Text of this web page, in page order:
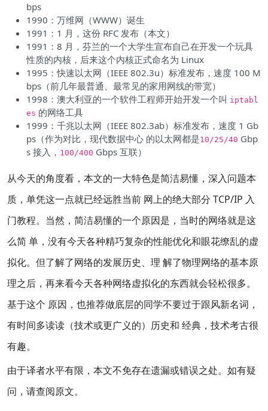
bps
1990：万维网（WWW）诞生
1991：1 月，这份 RFC 发布（本文）
1991：8 月，芬兰的一个大学生宣布自己在开发一个玩具
性质的内核，后来这个内核正式命名为 Linux
1995：快速以太网（IEEE 802.3u）标准发布，速度 100 M
bps（前几年最普通、最常见的家用网线的带宽）
1998：澳大利亚的一个软件工程师开始开发一个叫 iptabl
es 的网络工具
1999：千兆以太网（IEEE 802.3ab）标准发布，速度 1 Gb
ps（作为对比，现代数据中心 的以太网都是10/25/40 Gbp
s 接入， 100/400 Gbps 互联）
从今天的角度看，本文的一大特色是简洁易懂，深入问题本
质，单凭这一点就已经远胜当前 网上的绝大部分 TCP/IP 入
门教程。当然，简洁易懂的一个原因是，当时的网络就是这
么简 单，没有今天各种精巧复杂的性能优化和眼花缭乱的虚
拟化。但了解了网络的发展历史、理 解了物理网络的基本原
理之后，再来看今天各种网络虚拟化的东西就会轻松很多。
基于这个 原因，也推荐做底层的同学不要过于跟风新名词，
有时间多读读（技术或更广义的）历史和 经典，技术考古很
有趣。
由于译者水平有限，本文不免存在遗漏或错误之处。如有疑
问，请查阅原文。